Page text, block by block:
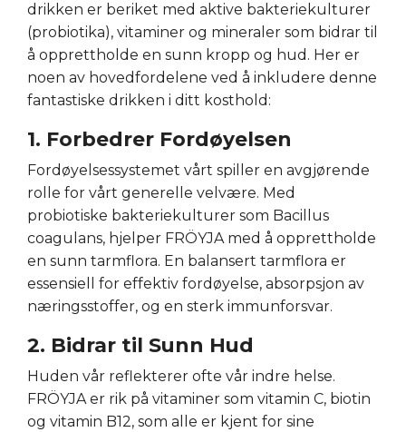
drikken er beriket med aktive bakteriekulturer
(probiotika), vitaminer og mineraler som bidrar til
å opprettholde en sunn kropp og hud. Her er
noen av hovedfordelene ved å inkludere denne
fantastiske drikken i ditt kosthold:
1. Forbedrer Fordøyelsen
Fordøyelsessystemet vårt spiller en avgjørende
rolle for vårt generelle velvære. Med
probiotiske bakteriekulturer som Bacillus
coagulans, hjelper FRÖYJA med å opprettholde
en sunn tarmflora. En balansert tarmflora er
essensiell for effektiv fordøyelse, absorpsjon av
næringsstoffer, og en sterk immunforsvar.
2. Bidrar til Sunn Hud
Huden vår reflekterer ofte vår indre helse.
FRÖYJA er rik på vitaminer som vitamin C, biotin
og vitamin B12, som alle er kjent for sine